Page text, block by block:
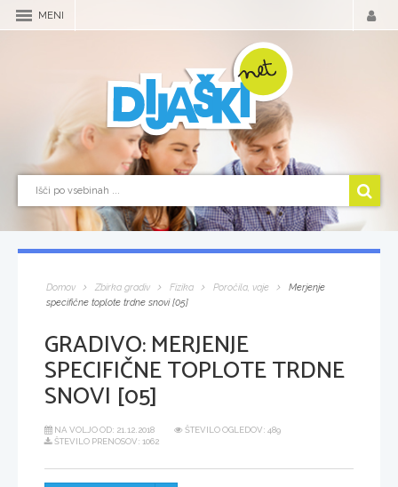
MENI
Domov Zbirka gradiv Fizika Poročila, vaje
Merjenje
specifične toplote trdne snovi [05]
GRADIVO:MERJENJE
SPECIFIČNE TOPLOTE TRDNE
SNOVI [05]
NA VOLJO OD: 21.12.2018
ŠTEVILO OGLEDOV: 489
ŠTEVILO PRENOSOV: 1062